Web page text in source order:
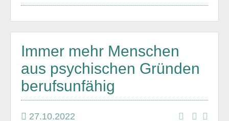
Immer mehr Menschen
aus psychischen Gründen
berufsunfähig
27.10.2022